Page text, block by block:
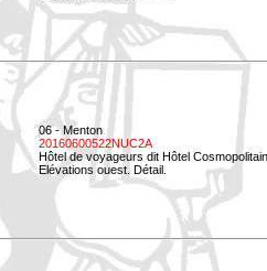
06 - Menton
20160600522NUC2A
Hôtel de voyageurs dit Hôtel
Elévations ouest. Détail.